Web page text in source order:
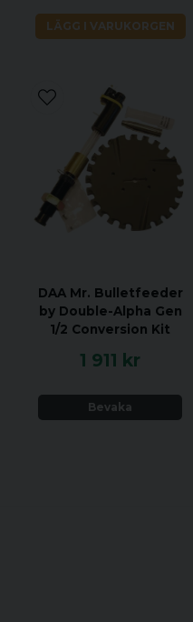
LÄGG I VARUKORGEN
DAA Mr. Bulletfeeder
by Double-Alpha Gen
1/2 Conversion Kit
1 911 kr
Bevaka